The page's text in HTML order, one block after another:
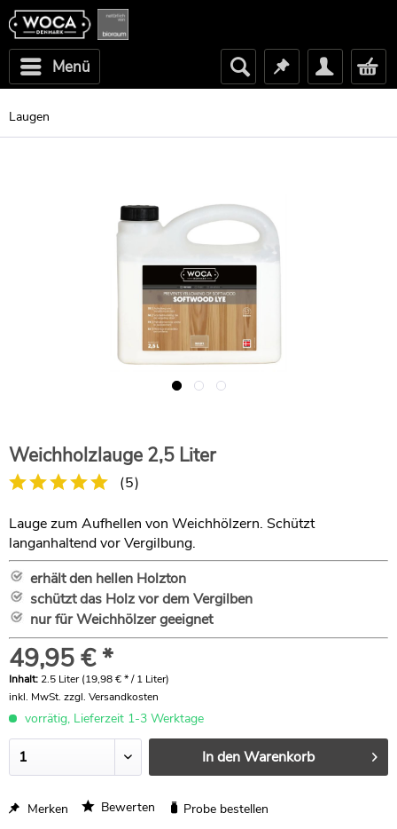
Menü
Laugen
Weichholzlauge 2,5 Liter
(5)
Lauge zum Aufhellen von Weichhölzern. Schützt
langanhaltend vor Vergilbung.
erhält den hellen Holzton
schützt das Holz vor dem Vergilben
nur für Weichhölzer geeignet
49,95 € *
Inhalt: 2.5 Liter (19,98 € * / 1 Liter)
inkl. MwSt. zzgl. Versandkosten
vorrätig, Lieferzeit 1-3 Werktage
In denWarenkorb
Merken Bewerten Probe bestellen